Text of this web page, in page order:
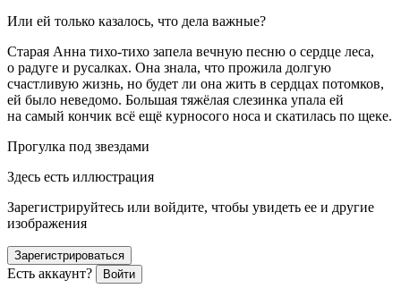
Или ей только казалось, что дела важные?
Старая Анна тихо-тихо запела вечную песню о сердце леса,
о радуге и русалках. Она знала, что прожила долгую
счастливую жизнь, но будет ли она жить в сердцах потомков,
ей было неведомо. Большая тяжёлая слезинка упала ей
на самый кончик всё ещё курносого носа и скатилась по щеке.
Прогулка под звездами
Здесь есть иллюстрация
Зарегистрируйтесь или войдите, чтобы увидеть ее и другие
изображения
Зарегистрироваться
Есть аккаунт? Войти